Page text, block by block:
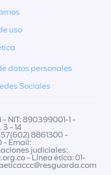
uso
datos personales
Sociales
NIT: 890399001-1 -
- 14
8861300 -
- Email:
judiciales:
- Línea ética: 01-